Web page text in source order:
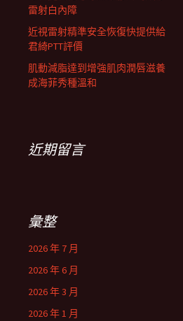
雷射白內障
近視雷射精準安全恢復快提供給
君綺PTT評價
肌動減脂達到增強肌肉潤唇滋養
成海菲秀種溫和
近期留言
彙整
2026 年 7 月
2026 年 6 月
2026 年 3 月
2026 年 1 月